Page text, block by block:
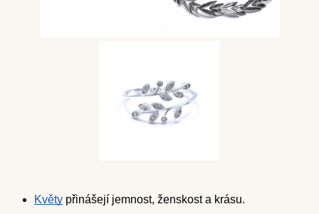
Květy přinášejí jemnost, ženskost a krásu.